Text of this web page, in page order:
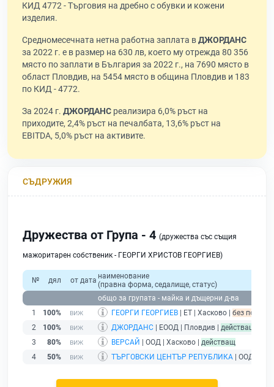
КИД 4772 - Търговия на дребно с обувки и кожени
изделия.
Средномесечната нетна работна заплата вДЖОРДАНС
за 2022 г. е в размер на 630 лв, което му отрежда 80 356
място по заплати в България за 2022 г., на 7690 място в
област Пловдив, на 5454 място в община Пловдив и 183
по КИД - 4772.
За 2024 г. ДЖОРДАНС реализира 6,0% ръст на
приходите, 2,4% ръст на печалбата, 13,6% ръст на
EBITDA, 5,0% ръст на активите.
СЪДРУЖИЯ
Дружества от Група - 4 (дружества със същия
мажоритарен собственик - ГЕОРГИ ХРИСТОВ ГЕОРГИЕВ)
№ дял от дата наименование
(правна форма, седалище, статус)
общо за групата - майка и дъщерни д-ва
1
100% ГЕОРГИ ГЕОРГИЕВ | ЕТ | Хасково | без
2
100% ДЖОРДАНС | ЕООД | Пловдив | действащ
3
80% ВЕРСАЙ | ООД | Хасково | действащ
4
50% ТЪРГОВСКИ ЦЕНТЪР РЕПУБЛИКА | ООД |